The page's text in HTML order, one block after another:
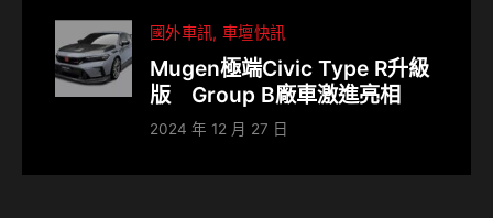
國外車訊 車壇快訊
Mugen極端Civic Type R升級
版 Group B廠車激進亮相
2024 年 12 月 27 日